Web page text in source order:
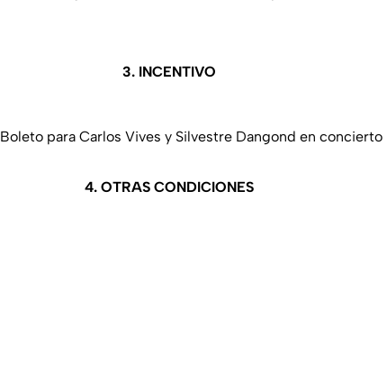
3. INCENTIVO
Boleto para Carlos Vives y Silvestre Dangond en concierto
4. OTRAS CONDICIONES